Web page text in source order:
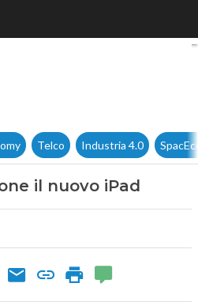
in produzione il nuovo
Telco Industria 4.0
il nuovo iPad